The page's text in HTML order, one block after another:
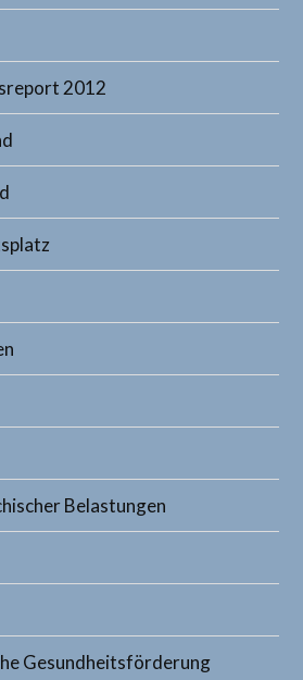
2012
Belastungen
Gesundheitsförderung